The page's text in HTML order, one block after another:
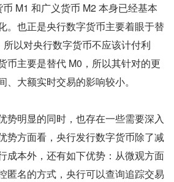
M1 和广义货币 M2 本身已经基本
。也正是央行数字货币主要着眼于替
以对央行数字货币不应该计付利
币主要是替代 M0，所以其针对的更
、大额实时交易的影响较小。
势明显的同时，也存在一些需要深入
势方面看，央行发行数字货币除了减
成本外，还有如下优势：从微观方面
匿名的方式，央行可以查询追踪交易